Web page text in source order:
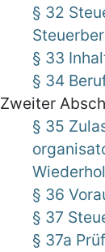
§ 32
§ 33
§ 34
Zweiter
§ 35
§ 36
§ 37
§ 37a